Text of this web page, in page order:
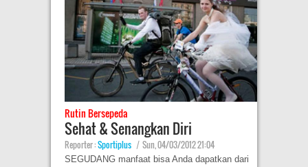
Rutin Bersepeda
Sehat & Senangkan Diri
Reporter :Sportiplus | Sun, 04/03/2012 21:04
SEGUDANG manfaat bisa Anda dapatkan dari